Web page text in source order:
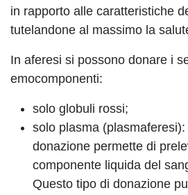
in rapporto alle caratteristiche
tutelandone al massimo la
In aferesi si possono donare i
emocomponenti:
solo globuli rossi;
solo plasma
donazione permette di
componente liquida del
Questo tipo di donazione